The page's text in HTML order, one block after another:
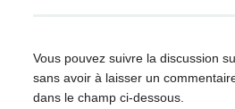
Vous pouvez suivre la discussion
sans avoir à laisser un
dans le champ ci-dessous.